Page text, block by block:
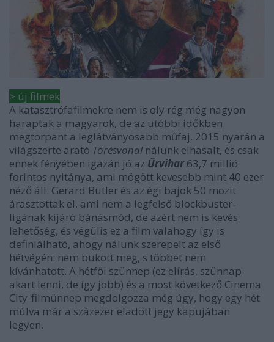
> új filmek
A katasztrófafilmekre nem is oly rég még nagyon
haraptak a magyarok, de az utóbbi időkben
megtorpant a leglátványosabb műfaj. 2015 nyarán a
világszerte arató Törésvonalnálunk elhasalt, és csak
ennek fényében igazán jó az Űrvihar 63,7 millió
forintos nyitánya, ami mögött kevesebb mint 40 ezer
néző áll. Gerard Butler és az égi bajok 50 mozit
árasztottak el, ami nem a legfelső blockbuster-
ligának kijáró bánásmód, de azért nem is kevés
lehetőség, és végülis ez a film valahogy így is
definiálható, ahogy nálunk szerepelt az első
hétvégén: nem bukott meg, s többet nem
kívánhatott. A hétfői szünnep (ez elírás, szünnap
akart lenni, de így jobb) és a most következő Cinema
City-filmünnep megdolgozza még úgy, hogy egy hét
múlva már a százezer eladott jegy kapujában
legyen.